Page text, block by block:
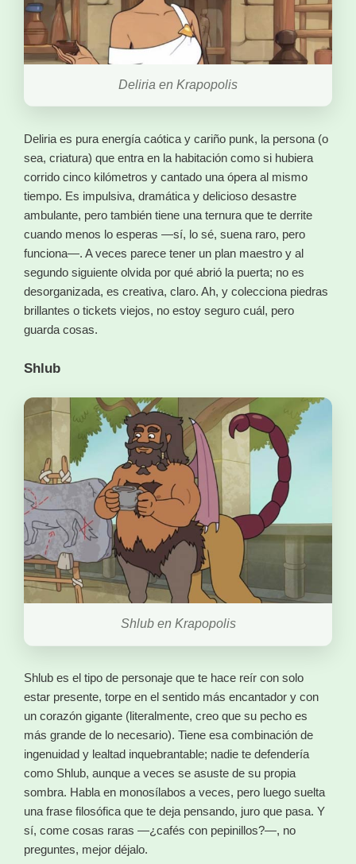
Deliria en Krapopolis
Deliria es pura energía caótica y cariño punk, la persona (o
sea, criatura) que entra en la habitación como si hubiera
corrido cinco kilómetros y cantado una ópera al mismo
tiempo. Es impulsiva, dramática y delicioso desastre
ambulante, pero también tiene una ternura que te derrite
cuando menos lo esperas —sí, lo sé, suena raro, pero
funciona—. A veces parece tener un plan maestro y al
segundo siguiente olvida por qué abrió la puerta; no es
desorganizada, es creativa, claro. Ah, y colecciona piedras
brillantes o tickets viejos, no estoy seguro cuál, pero
guarda cosas.
Shlub
Shlub en Krapopolis
Shlub es el tipo de personaje que te hace reír con solo
estar presente, torpe en el sentido más encantador y con
un corazón gigante (literalmente, creo que su pecho es
más grande de lo necesario). Tiene esa combinación de
ingenuidad y lealtad inquebrantable; nadie te defendería
como Shlub, aunque a veces se asuste de su propia
sombra. Habla en monosílabos a veces, pero luego suelta
una frase filosófica que te deja pensando, juro que pasa. Y
sí, come cosas raras —¿cafés con pepinillos?—, no
preguntes, mejor déjalo.